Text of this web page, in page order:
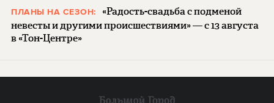
ПЛАНЫ НА СЕЗОН:
«Радость-свадьба с подменой
невесты и другими происшествиями» — с 13 августа
в «Тон-Центре»